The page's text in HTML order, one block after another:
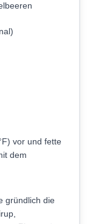
vor und fette
dem
gründlich die